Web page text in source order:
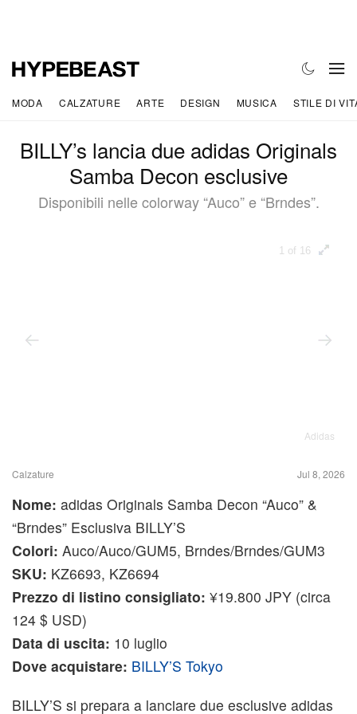
MODA CALZATURE ARTE DESIGN MUSICA STILE DI
BILLY’s lancia due adidas Originals
Samba Decon esclusive
Disponibili nelle colorway “Auco” e “Brndes”.
1 of 16
Adidas
Calzature Jul 8, 2026
Nome: adidas Originals Samba Decon “Auco” &
“Brndes” Esclusiva BILLY’S
Colori: Auco/Auco/GUM5, Brndes/Brndes/GUM3
SKU: KZ6693, KZ6694
Prezzo di listino consigliato: ¥19.800 JPY (circa
124 $ USD)
Data di uscita: 10 luglio
Dove acquistare: BILLY’S Tokyo
BILLY’S si prepara a lanciare due esclusive adidas